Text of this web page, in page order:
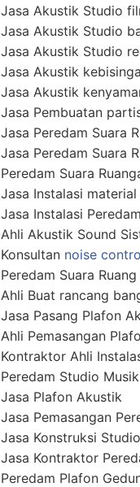
Jasa Akustik Studio
Jasa Akustik Studio
Jasa Akustik Studio
Jasa Akustik
Jasa Akustik
Jasa Pembuatan
Jasa Peredam Suara
Jasa Peredam Suara
Peredam Suara
Jasa Instalasi
Jasa Instalasi
Ahli Akustik Sound
Konsultan noise
Peredam Suara
Ahli Buat rancang
Jasa Pasang Plafon
Ahli Pemasangan
Kontraktor Ahli
Peredam Studio Musik
Jasa Plafon Akustik
Jasa Pemasangan
Jasa Konstruksi
Jasa Kontraktor
Peredam Plafon